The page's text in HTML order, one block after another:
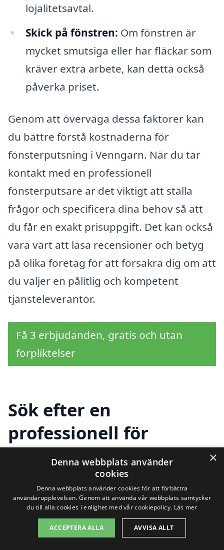
lojalitetsavtal.
Skick på fönstren: Om fönstren är
mycket smutsiga eller har fläckar som
kräver extra arbete, kan detta också
påverka priset.
Genom att överväga dessa faktorer kan
du bättre förstå kostnaderna för
fönsterputsning i Venngarn. När du tar
kontakt med en professionell
fönsterputsare är det viktigt att ställa
frågor och specificera dina behov så att
du får en exakt prisuppgift. Det kan också
vara värt att läsa recensioner och betyg
på olika företag för att försäkra dig om att
du väljer en pålitlig och kompetent
tjänsteleverantör.
Få 3 erbjudanden, gratis och utan
förpliktelser
Sök efter en
professionell för
fönsterputsning i andra
städer nära Venngarn
Att hitta professionell fönsterputsning i
Venngarnbehöver inte vara en
×
Denna webbplats använder
cookies
Denna webbplats använder cookies för att förbättra
användarupplevelsen. Genom att använda vår webbplats samtycker
du till alla cookies i enlighet med vår cookiepolicy. Läs mer
ACCEPTERA ALLA AVVISA ALLT